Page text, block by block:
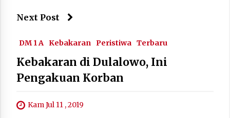
Next Post
DM 1 A Kebakaran Peristiwa Terbaru
Kebakaran di Dulalowo, Ini
Pengakuan Korban
Kam Jul 11 , 2019